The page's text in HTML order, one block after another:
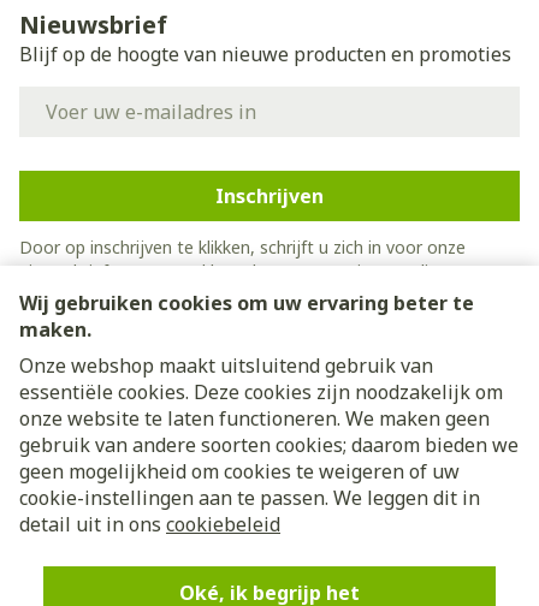
Wij gebruiken cookies om uw ervaring beter te
maken.
Onze webshop maakt uitsluitend gebruik van
essentiële cookies. Deze cookies zijn noodzakelijk om
onze website te laten functioneren. We maken geen
gebruik van andere soorten cookies; daarom bieden we
geen mogelijkheid om cookies te weigeren of uw
cookie-instellingen aan te passen. We leggen dit in
detail uit in ons cookiebeleid
Oké, ik begrijp het
Nieuwsbrief
Blijf op de hoogte van nieuwe producten en promoties
Inschrijven
Door op inschrijven te klikken, schrijft u zich in voor onze
nieuwsbrief en gaat u akkoord met onzeprivacy policy.
Juridische links